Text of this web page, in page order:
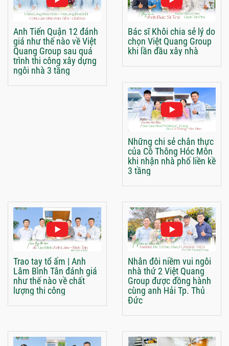
Anh Tiến Quận 12 đánh
giá như thế nào về Việt
Quang Group sau quá
trình thi công xây dựng
ngôi nhà 3 tầng
Bác sĩ Khôi chia sẻ lý do
chọn Việt Quang Group
khi lần đầu xây nhà
Những chi sẻ chân thực
của Cô Thông Hóc Môn
khi nhận nhà phố liền kề
3 tầng
Trao tay tổ ấm | Anh
Lâm Bình Tân đánh giá
như thế nào về chất
lượng thi công
Nhân đôi niềm vui ngôi
nhà thứ 2 Việt Quang
Group được đồng hành
cùng anh Hải Tp. Thủ
Đức